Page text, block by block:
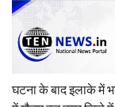
घटना के बाद इलाके में